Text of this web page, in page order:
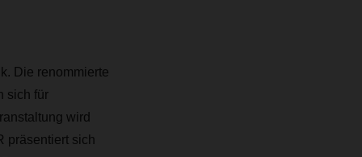
Die renommierte
sich für
wird
präsentiert sich